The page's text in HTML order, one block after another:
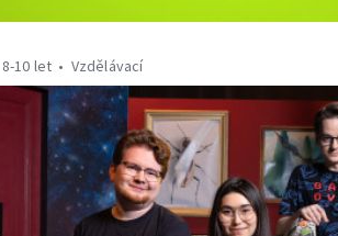
8-10 let Vzdělávací